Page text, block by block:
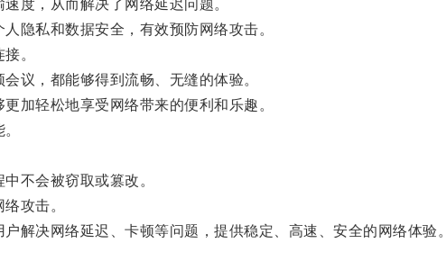
度，从而解决了网络延迟问题。
私和数据安全，有效预防网络攻击。
。
，都能够得到流畅、无缝的体验。
轻松地享受网络带来的便利和乐趣。
不会被窃取或篡改。
攻击。
决网络延迟、卡顿等问题，提供稳定、高速、安全的网络体验。